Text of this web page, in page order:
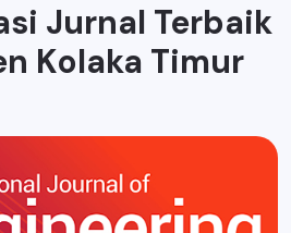
Jurnal Terbaik
Kolaka Timur